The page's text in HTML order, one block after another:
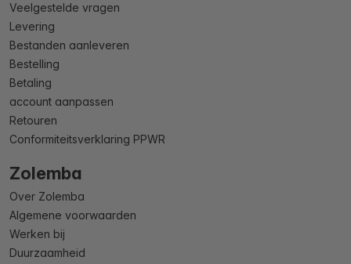
Veelgestelde vragen
Levering
Bestanden aanleveren
Bestelling
Betaling
account aanpassen
Retouren
Conformiteitsverklaring PPWR
Zolemba
Over Zolemba
Algemene voorwaarden
Werken bij
Duurzaamheid